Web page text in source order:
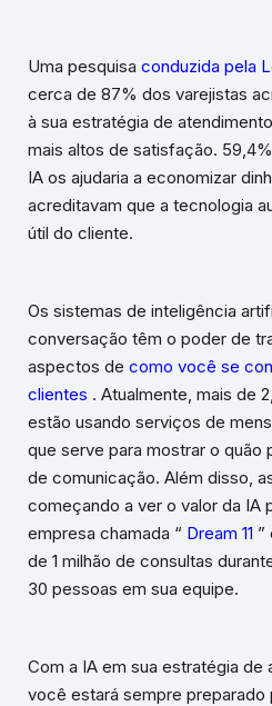
Uma pesquisa conduzida pela
cerca de 87% dos varejistas
à sua estratégia de
mais altos de satisfação.
IA os ajudaria a economizar
acreditavam que a tecnologia
útil do cliente.
Os sistemas de inteligência
conversação têm o poder de
aspectos de como você se
clientes . Atualmente, mais de
estão usando serviços de
que serve para mostrar o quão
de comunicação. Além disso,
começando a ver o valor da IA
empresa chamada “ Dream 11 ”
de 1 milhão de consultas
30 pessoas em sua equipe.
Com a IA em sua estratégia de
você estará sempre